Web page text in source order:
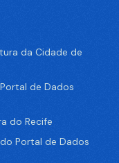
da Cidade de
de Dados
do Recife
Portal de Dados